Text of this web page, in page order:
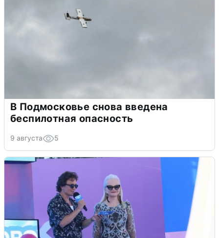
В Подмосковье снова введена
беспилотная опасность
9 августа 5